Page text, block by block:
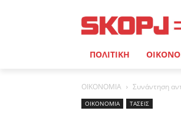
ΠΟΛΙΤΙΚΗ
ΟΙΚΟΝΟΜΙΑ Συνάντηση
ΟΙΚΟΝΟΜΙΑ ΤΑΣΕΙΣ